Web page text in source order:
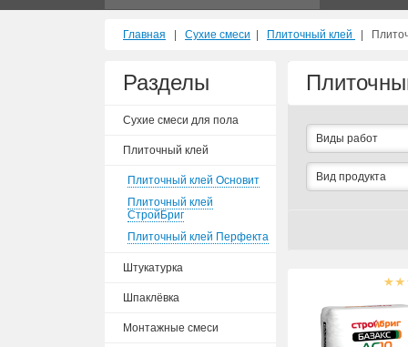
Главная Сухие смеси Плиточный клей
Разделы
Сухие смеси для пола
Плиточный клей
Плиточный клей Основит
Плиточный клей
СтройБриг
Плиточный клей Перфекта
Штукатурка
Шпаклёвка
Монтажные смеси
Виды работ
Вид продукта